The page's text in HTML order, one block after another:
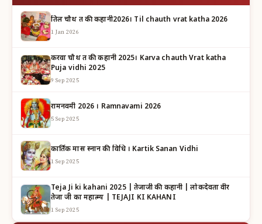
तिल चौथ व्रत की कहानी2026। Til chauth vrat katha 2026
1 Jan 2026
करवा चौथ व्रत की कहानी 2025। Karva chauth Vrat katha
Puja vidhi 2025
9 Sep 2025
रामनवमी 2026 । Ramnavami 2026
5 Sep 2025
कार्तिक मास स्नान की विधि । Kartik Sanan Vidhi
1 Sep 2025
Teja Ji ki kahani 2025 | तेजाजी की कहानी | लोकदेवता वीर
तेजा जी का महात्म्य | TEJAJI KI KAHANI
1 Sep 2025